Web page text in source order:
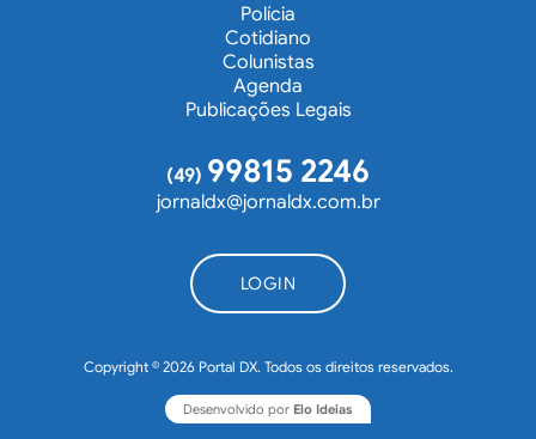
Polícia
Cotidiano
Colunistas
Agenda
Publicações Legais
(49) 99815 2246
jornaldx@jornaldx.com.br
LOGIN
Copyright © 2026 Portal DX. Todos os direitos reservados.
Desenvolvido por Elo Ideias